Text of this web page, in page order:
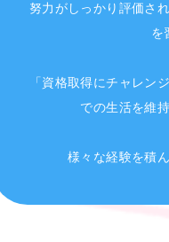
努力がしっかり評価さ
を
「資格取得にチャレン
での生活を維
様々な経験を積